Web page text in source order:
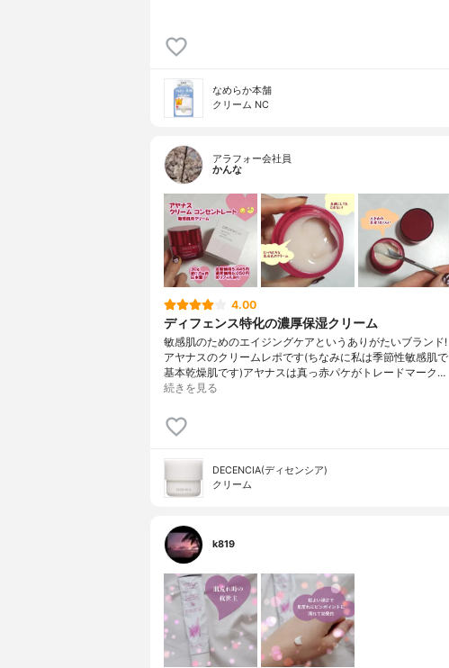
なめらか本舗
クリーム NC
アラフォー会社員
かんな
4.00
ディフェンス特化の濃厚保湿クリーム
敏感肌のためのエイジングケアというありがたいブランド!
アヤナスのクリームレポです(ちなみに私は季節性敏感肌で
基本乾燥肌です)アヤナスは真っ赤パケがトレードマーク…
続きを見る
DECENCIA(ディセンシア)
クリーム
k819